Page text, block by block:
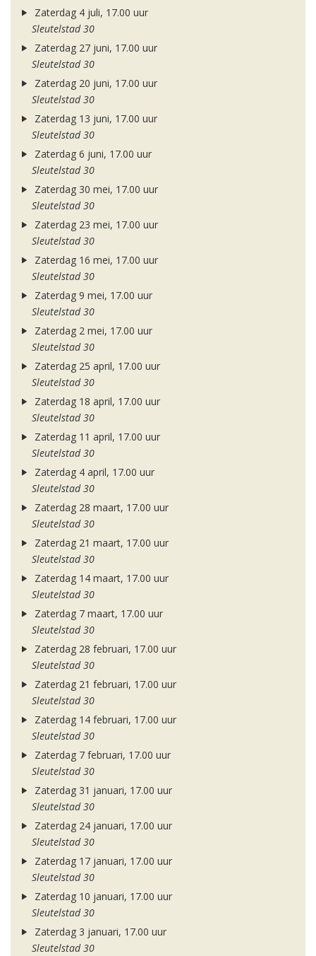
Zaterdag 4 juli, 17.00 uur
Sleutelstad 30
Zaterdag 27 juni, 17.00 uur
Sleutelstad 30
Zaterdag 20 juni, 17.00 uur
Sleutelstad 30
Zaterdag 13 juni, 17.00 uur
Sleutelstad 30
Zaterdag 6 juni, 17.00 uur
Sleutelstad 30
Zaterdag 30 mei, 17.00 uur
Sleutelstad 30
Zaterdag 23 mei, 17.00 uur
Sleutelstad 30
Zaterdag 16 mei, 17.00 uur
Sleutelstad 30
Zaterdag 9 mei, 17.00 uur
Sleutelstad 30
Zaterdag 2 mei, 17.00 uur
Sleutelstad 30
Zaterdag 25 april, 17.00 uur
Sleutelstad 30
Zaterdag 18 april, 17.00 uur
Sleutelstad 30
Zaterdag 11 april, 17.00 uur
Sleutelstad 30
Zaterdag 4 april, 17.00 uur
Sleutelstad 30
Zaterdag 28 maart, 17.00 uur
Sleutelstad 30
Zaterdag 21 maart, 17.00 uur
Sleutelstad 30
Zaterdag 14 maart, 17.00 uur
Sleutelstad 30
Zaterdag 7 maart, 17.00 uur
Sleutelstad 30
Zaterdag 28 februari, 17.00 uur
Sleutelstad 30
Zaterdag 21 februari, 17.00 uur
Sleutelstad 30
Zaterdag 14 februari, 17.00 uur
Sleutelstad 30
Zaterdag 7 februari, 17.00 uur
Sleutelstad 30
Zaterdag 31 januari, 17.00 uur
Sleutelstad 30
Zaterdag 24 januari, 17.00 uur
Sleutelstad 30
Zaterdag 17 januari, 17.00 uur
Sleutelstad 30
Zaterdag 10 januari, 17.00 uur
Sleutelstad 30
Zaterdag 3 januari, 17.00 uur
Sleutelstad 30